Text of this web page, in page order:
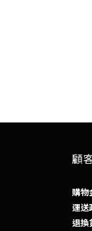
顧
購
運
退